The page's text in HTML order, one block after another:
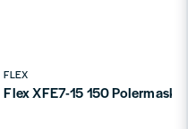
P80
FLEX
Flex XFE7-15 150